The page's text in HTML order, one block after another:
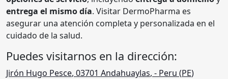
entrega el mismo día. Visitar DermoPharma es
asegurar una atención completa y personalizada en el
cuidado de la salud.
Puedes visitarnos en la dirección:
Jirón Hugo Pesce, 03701 Andahuaylas, - Peru (PE)